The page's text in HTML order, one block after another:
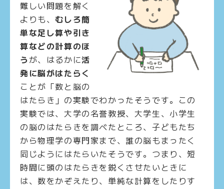
難しい問題を解く
よりも、 むしろ簡
単な足し算や引き
算などの計算のほ
うが、はるかに活
発に脳がはたらく
ことが「数と脳の
はたらき」の実験でわかったそうです。この
実験では、大学の名誉教授、大学生、小学生
の脳のはたらきを調べたところ、子どもたち
から物理学の専門家まで、誰の脳もまったく
同じようにはたらいたそうです。つまり、短
時間に頭のはたらきを鋭くさせたいときに
は、数をかぞえたり、単純な計算をしたりす